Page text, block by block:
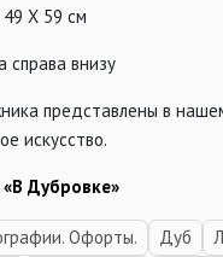
Х 59 см
справа внизу
представлены в
искусство.
Дубровке»
Офорты. Дуб